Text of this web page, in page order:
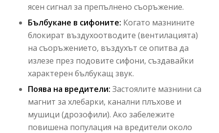
ясен сигнал за препълнено съоръжение.
Бълбукане в сифоните: Когато мазнините
блокират въздухоотводите (вентилацията)
на съоръжението, въздухът се опитва да
излезе през подовите сифони, създавайки
характерен бълбукащ звук.
Поява на вредители: Застоялите мазнини са
магнит за хлебарки, канални плъхове и
мушици (дрозофили). Ако забележите
повишена популация на вредители около